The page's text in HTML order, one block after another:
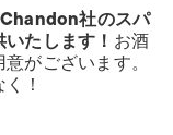
社のスパ
たします！ お酒
がございます。
！